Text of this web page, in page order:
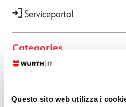
Questo sito web utilizza i
Serviceportal
Categories
AI (34)
ATLASSIAN (79)